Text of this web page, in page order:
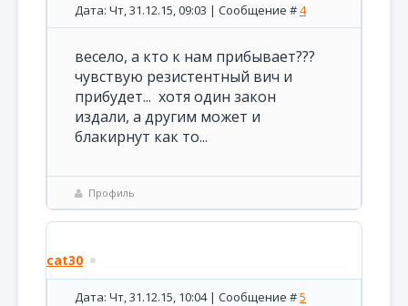
Дата: Чт, 31.12.15, 09:03 | Сообщение #4
весело, а кто к нам прибывает???
чувствую резистентный вич и
прибудет... хотя один закон
издали, а другим может и
блакирнут как то...
Профиль
cat30
Дата: Чт, 31.12.15, 10:04 | Сообщение #5